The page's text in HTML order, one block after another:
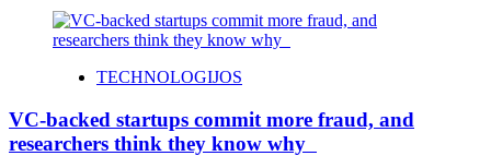
TECHNOLOGIJOS
VC-backed startups commit more fraud, and
researchers think they know why